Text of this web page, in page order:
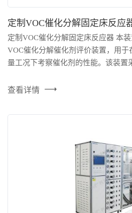
定制VOC催化分解固定床反应
定制VOC催化分解固定床反应器 本
VOC催化分解催化剂评价装置，用
量工况下考察催化剂的性能。该装置
制。对温度、压力进行两级安全连锁
域网环境下通过个人电脑（Windows
查看详情